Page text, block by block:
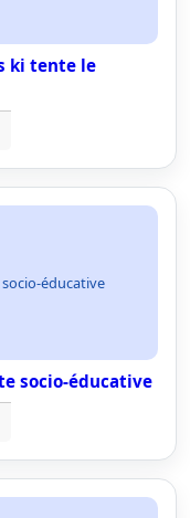
ki tente le
éducative
socio-éducative